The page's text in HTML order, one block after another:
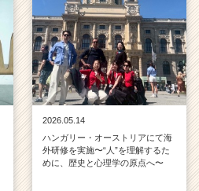
2026.05.14
ハンガリー・オーストリアにて海
外研修を実施〜“人”を理解するた
めに、歴史と心理学の原点へ〜